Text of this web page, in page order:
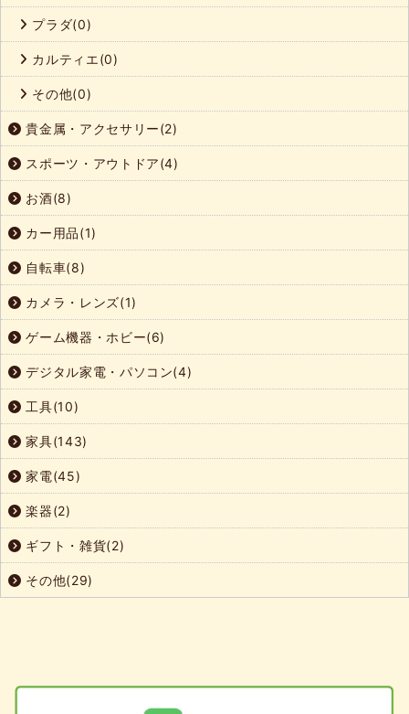
プラダ(0)
カルティエ(0)
その他(0)
貴金属・アクセサリー(2)
スポーツ・アウトドア(4)
お酒(8)
カー用品(1)
自転車(8)
カメラ・レンズ(1)
ゲーム機器・ホビー(6)
デジタル家電・パソコン(4)
工具(10)
家具(143)
家電(45)
楽器(2)
ギフト・雑貨(2)
その他(29)